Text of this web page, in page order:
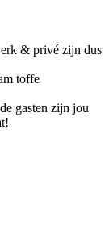
& privé zijn dus
toffe
gasten zijn jou